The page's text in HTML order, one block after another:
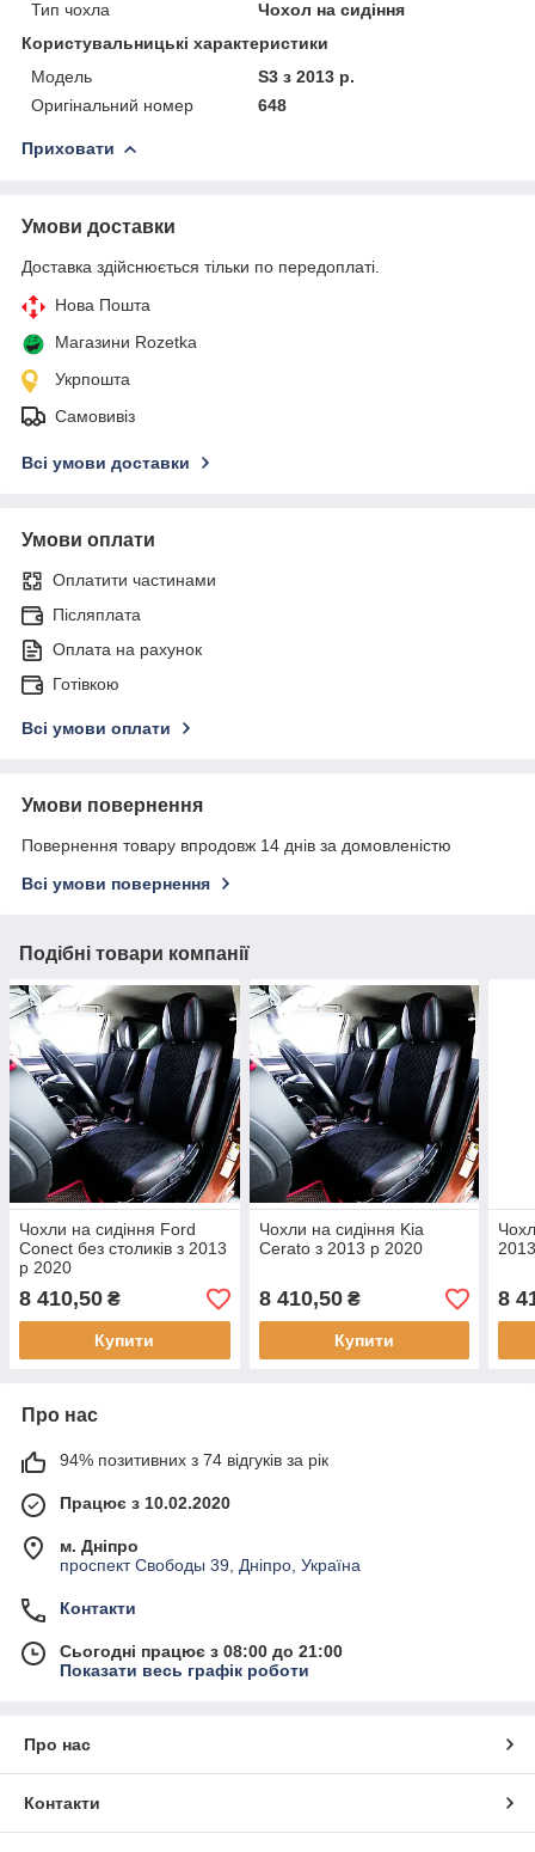
Тип чохла
Чохол на сидіння
Користувальницькі характеристики
Мoдель
S3 з 2013 р.
Оригінальний номер
648
Приховати
Умови доставки
Доставка здійснюється тільки по передоплаті.
Нова Пошта
Магазини Rozetka
Укрпошта
Самовивіз
Всі умови доставки
Умови оплати
Оплатити частинами
Післяплата
Оплата на рахунок
Готівкою
Всі умови оплати
Умови повернення
Повернення товару впродовж 14 днів за домовленістю
Всі умови повернення
Подібні товари компанії
Чохли на сидіння Ford
Conect без столиків з 2013
р 2020
8 410,50 ₴
Купити
Чохли на сидіння Kia
Cerato з 2013 р 2020
8 410,50₴
Купити
8
Про нас
94% позитивних з 74 відгуків за рік
Працює з 10.02.2020
м. Дніпро
проспект Свободы 39, Дніпро, Україна
Контакти
Сьогодні працює з 08:00 до 21:00
Показати весь графік роботи
Про нас
Контакти